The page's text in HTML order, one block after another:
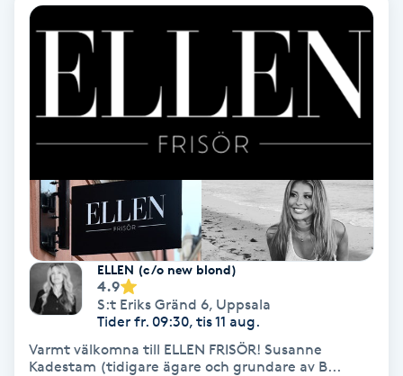
MicroPen
Microshading
Mixfransar
Nagelförlängning
Nagelförlängning akryl
Nagelförlängning gelé
Nagelförlängning glasfiber
ELLEN (c/o new blond)
4.9
S:t Eriks Gränd 6, Uppsala
Tider fr. 09:30, tis 11 aug.
Varmt välkomna till ELLEN FRISÖR! Susanne
Kadestam (tidigare ägare och grundare av B...